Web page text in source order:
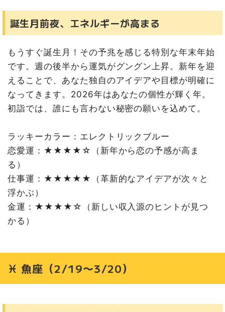
誕生月前夜、エネルギーが高まる
もうすぐ誕生月！その予兆を感じる特別な年末年始
です。週の後半から運気がグングン上昇。新年を迎
えることで、あなた独自のアイデアや目標が明確に
なってきます。2026年はあなたの個性が輝く年。
初詣では、誰にも言わない秘密の願いを込めて。
ラッキーカラー：エレクトリックブルー
恋愛運：★★★★☆（新年から恋の予感が高ま
る）
仕事運：★★★★★（革新的なアイデアが次々と
浮かぶ）
金運：★★★★☆（新しい収入源のヒントが見つ
かる）
♓ 魚座（2/19〜3/20）